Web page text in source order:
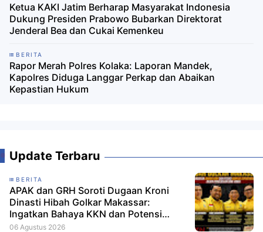
Ketua KAKI Jatim Berharap Masyarakat Indonesia
Dukung Presiden Prabowo Bubarkan Direktorat
Jenderal Bea dan Cukai Kemenkeu
BERITA
​Rapor Merah Polres Kolaka: Laporan Mandek,
Kapolres Diduga Langgar Perkap dan Abaikan
Kepastian Hukum
Update Terbaru
BERITA
APAK dan GRH Soroti Dugaan Kroni
Dinasti Hibah Golkar Makassar:
Ingatkan Bahaya KKN dan Potensi
Konflik Kepentingan dalam Pengelolaan
06 Agustus 2026